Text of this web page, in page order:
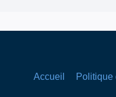
Accueil Politique